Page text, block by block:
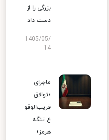
بزرگی را از
دست داد
1405/05/
14
ماجرای
«توافق
قریب‌الوقو
ع تنگه
هرمز»